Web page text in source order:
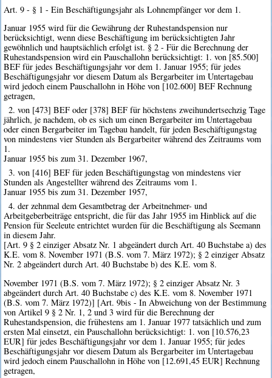
Art. 9 - § 1 - Ein Beschäftigungsjahr als Lohnempfänger vor dem 1.
Januar 1955 wird für die Gewährung der Ruhestandspension nur
berücksichtigt, wenn diese Beschäftigung im berücksichtigten Jahr
gewöhnlich und hauptsächlich erfolgt ist. § 2 - Für die Berechnung der
Ruhestandspension wird ein Pauschallohn berücksichtigt: 1. von [85.500]
BEF für jedes Beschäftigungsjahr vor dem 1. Januar 1955; für jedes
Beschäftigungsjahr vor diesem Datum als Bergarbeiter im Untertagebau
wird jedoch einem Pauschallohn in Höhe von [102.600] BEF Rechnung
getragen,
2. von [473] BEF oder [378] BEF für höchstens zweihundertsechzig Tage
jährlich, je nachdem, ob es sich um einen Bergarbeiter im Untertagebau
oder einen Bergarbeiter im Tagebau handelt, für jeden Beschäftigungstag
von mindestens vier Stunden als Bergarbeiter während des Zeitraums vom
1.
Januar 1955 bis zum 31. Dezember 1967,
3. von [416] BEF für jeden Beschäftigungstag von mindestens vier
Stunden als Angestellter während des Zeitraums vom 1.
Januar 1955 bis zum 31. Dezember 1957,
4. der zehnmal dem Gesamtbetrag der Arbeitnehmer- und
Arbeitgeberbeiträge entspricht, die für das Jahr 1955 im Hinblick auf die
Pension für Seeleute entrichtet wurden für die Beschäftigung als Seemann
in diesem Jahr.
[Art. 9 § 2 einziger Absatz Nr. 1 abgeändert durch Art. 40 Buchstabe a) des
K.E. vom 8. November 1971 (B.S. vom 7. März 1972); § 2 einziger Absatz
Nr. 2 abgeändert durch Art. 40 Buchstabe b) des K.E. vom 8.
November 1971 (B.S. vom 7. März 1972); § 2 einziger Absatz Nr. 3
abgeändert durch Art. 40 Buchstabe c) des K.E. vom 8. November 1971
(B.S. vom 7. März 1972)] [Art. 9bis - In Abweichung von der Bestimmung
von Artikel 9 § 2 Nr. 1, 2 und 3 wird für die Berechnung der
Ruhestandspension, die frühestens am 1. Januar 1977 tatsächlich und zum
ersten Mal einsetzt, ein Pauschallohn berücksichtigt: 1. von [10.576,23
EUR] für jedes Beschäftigungsjahr vor dem 1. Januar 1955; für jedes
Beschäftigungsjahr vor diesem Datum als Bergarbeiter im Untertagebau
wird jedoch einem Pauschallohn in Höhe von [12.691,45 EUR] Rechnung
getragen,